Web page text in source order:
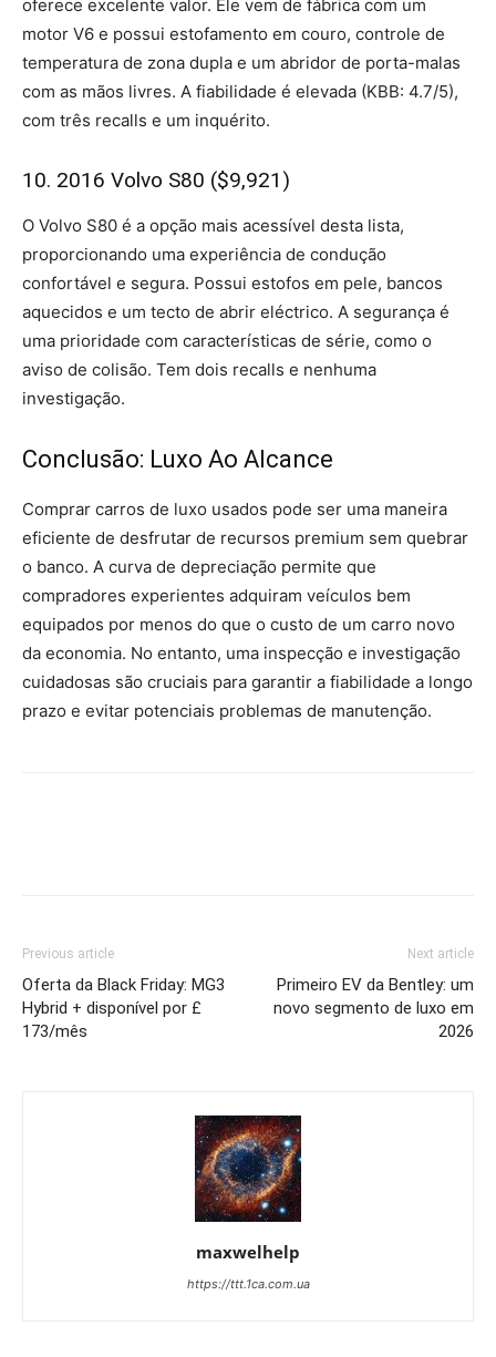
oferece excelente valor. Ele vem de fábrica com um
motor V6 e possui estofamento em couro, controle de
temperatura de zona dupla e um abridor de porta-malas
com as mãos livres. A fiabilidade é elevada (KBB: 4.7/5),
com três recalls e um inquérito.
10. 2016 Volvo S80 ($9,921)
O Volvo S80 é a opção mais acessível desta lista,
proporcionando uma experiência de condução
confortável e segura. Possui estofos em pele, bancos
aquecidos e um tecto de abrir eléctrico. A segurança é
uma prioridade com características de série, como o
aviso de colisão. Tem dois recalls e nenhuma
investigação.
Conclusão: Luxo Ao Alcance
Comprar carros de luxo usados pode ser uma maneira
eficiente de desfrutar de recursos premium sem quebrar
o banco. A curva de depreciação permite que
compradores experientes adquiram veículos bem
equipados por menos do que o custo de um carro novo
da economia. No entanto, uma inspecção e investigação
cuidadosas são cruciais para garantir a fiabilidade a longo
prazo e evitar potenciais problemas de manutenção.
Previous article
Oferta da Black Friday: MG3
Hybrid + disponível por £
173/mês
Next article
Primeiro EV da Bentley: um
novo segmento de luxo em
2026
maxwelhelp
https://ttt.1ca.com.ua